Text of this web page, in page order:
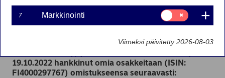
Nordea Bank Oyj
Pörssitiedote – Muutokset omien osakkeiden
omistuksessa
19.10.2022 hankkinut omia osakkeitaan (ISIN:
FI4000297767) omistukseensa seuraavasti:
7 Markkinointi
Suostumusvalinta:
Markkinointi
Viimeksi päivitetty 2026-08-03